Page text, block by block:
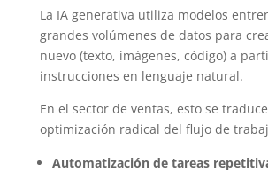
La IA generativa utiliza modelos
grandes volúmenes de datos para
nuevo (texto, imágenes, código) a
instrucciones en lenguaje natural.
En el sector de ventas, esto se
optimización radical del flujo de
Automatización de tareas